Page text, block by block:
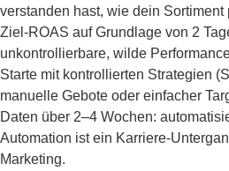
verstanden hast, wie dein Sortiment
Ziel-ROAS auf Grundlage von 2
unkontrollierbare, wilde
Starte mit kontrollierten Strategien
manuelle Gebote oder einfacher
Daten über 2–4 Wochen:
Automation ist ein Karriere-
Marketing.